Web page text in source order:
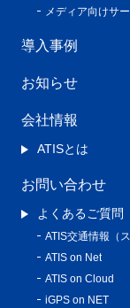
メディア向けサ
導入事例
お知らせ
会社情報
ATISとは
お問い合わせ
よくあるご質問
ATIS交通情報（
ATIS on Net
ATIS on Cloud
iGPS on NET